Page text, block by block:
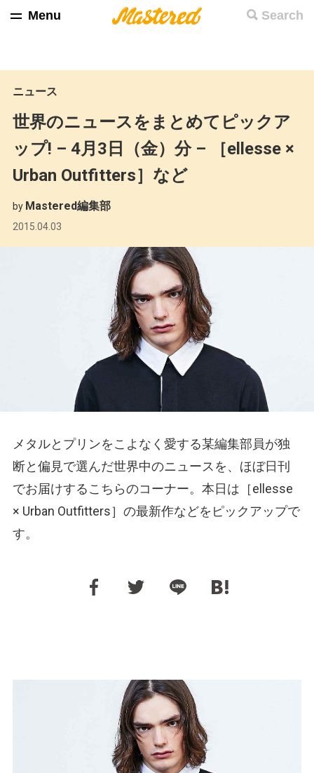
Search
Menu
ニュース
世界のニュースをまとめてピックア
ップ! – 4月3日（金）分 – ［ellesse ×
Urban Outfitters］など
by Mastered編集部
2015.04.03
メタルとプリンをこよなく愛する某編集部員が独
断と偏見で選んだ世界中のニュースを、ほぼ日刊
でお届けするこちらのコーナー。本日は［ellesse
× Urban Outfitters］の最新作などをピックアップで
す。